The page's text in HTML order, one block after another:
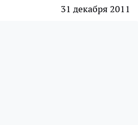
31 декабря 2011